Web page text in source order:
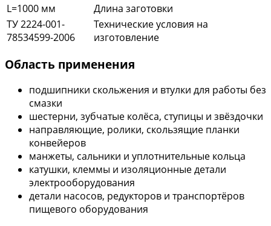
L=1000 мм
Длина заготовки
ТУ 2224-001-
78534599-2006
Технические условия на
изготовление
Область применения
подшипники скольжения и втулки для работы без
смазки
шестерни, зубчатые колёса, ступицы и звёздочки
направляющие, ролики, скользящие планки
конвейеров
манжеты, сальники и уплотнительные кольца
катушки, клеммы и изоляционные детали
электрооборудования
детали насосов, редукторов и транспортёров
пищевого оборудования